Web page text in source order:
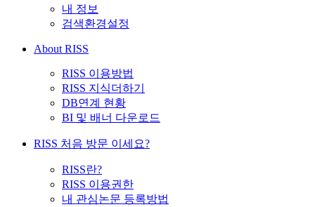
내 정보
검색환경설정
About RISS
RISS 이용방법
RISS 지식더하기
DB연계 현황
BI 및 배너 다운로드
RISS 처음 방문 이세요?
RISS란?
RISS 이용권한
내 관심논문 등록방법